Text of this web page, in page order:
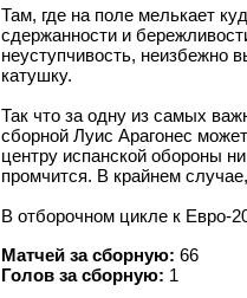
Там, где на поле мелькает
сдержанности и
неуступчивость,
катушку.
Так что за одну из самых
сборной Луис Арагонес
центру испанской обороны
промчится. В крайнем
В отборочном цикле к Евро-
Матчей за сборную: 66
Голов за сборную: 1